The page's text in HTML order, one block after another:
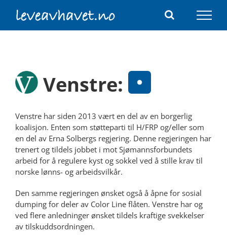
Venstre:
Venstre har siden 2013 vært en del av en borgerlig
koalisjon. Enten som støtteparti til H/FRP og/eller som
en del av Erna Solbergs regjering. Denne regjeringen har
trenert og tildels jobbet i mot Sjømannsforbundets
arbeid for å regulere kyst og sokkel ved å stille krav til
norske lønns- og arbeidsvilkår.
Den samme regjeringen ønsket også å åpne for sosial
dumping for deler av Color Line flåten. Venstre har og
ved flere anledninger ønsket tildels kraftige svekkelser
av tilskuddsordningen.